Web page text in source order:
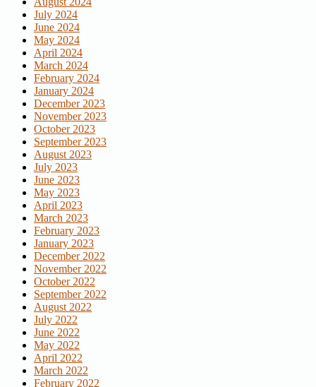
July 2024
June 2024
May 2024
April 2024
March 2024
February 2024
January 2024
December 2023
November 2023
October 2023
September 2023
August 2023
July 2023
June 2023
May 2023
April 2023
March 2023
February 2023
January 2023
December 2022
November 2022
October 2022
September 2022
August 2022
July 2022
June 2022
May 2022
April 2022
March 2022
February 2022